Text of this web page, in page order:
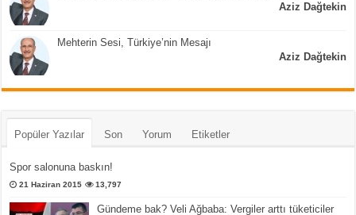
Aziz Dağtekin
Mehterin Sesi, Türkiye’nin Mesajı
Aziz Dağtekin
Popüler Yazılar Son Yorum Etiketler
Spor salonuna baskın!
21 Haziran 2015 13,797
Gündeme bak? Veli Ağbaba: Vergiler arttı tüketiciler